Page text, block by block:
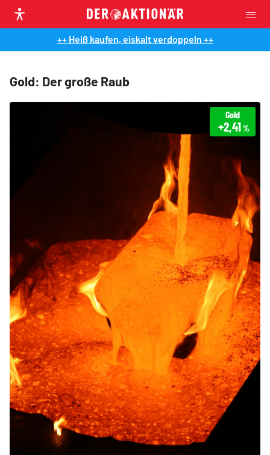
++ Heiß kaufen, eiskalt verdoppeln ++
Gold: Der große Raub
Gold
+2,41%